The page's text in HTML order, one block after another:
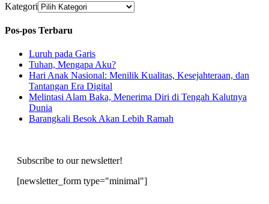
Kategori
Pos-pos Terbaru
Luruh pada Garis
Tuhan, Mengapa Aku?
Hari Anak Nasional: Menilik Kualitas, Kesejahteraan, dan
Tantangan Era Digital
Melintasi Alam Baka, Menerima Diri di Tengah Kalutnya
Dunia
Barangkali Besok Akan Lebih Ramah
Subscribe to our newsletter!
[newsletter_form type="minimal"]